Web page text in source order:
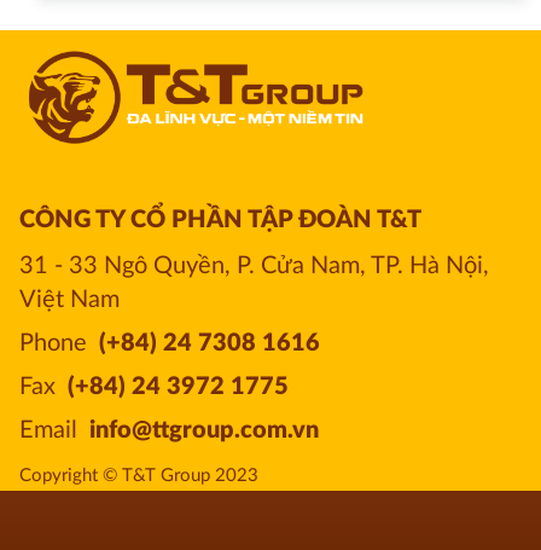
CÔNG TY CỔ PHẦN TẬP ĐOÀN T&T
31 - 33 Ngô Quyền, P. Cửa Nam, TP. Hà Nội,
Việt Nam
Phone (+84) 24 7308 1616
Fax (+84) 24 3972 1775
Email
info@ttgroup.com.vn
Copyright © T&T Group 2023